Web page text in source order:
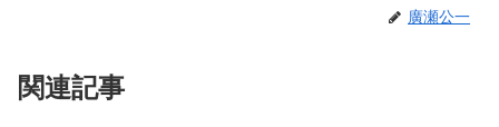
廣瀬公一
関連記事